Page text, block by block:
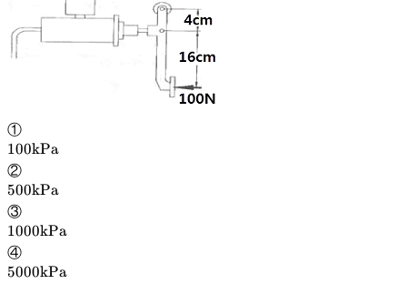
①
100\rm
kPa
100kPa
②
500\rm
kPa
500kPa
③
1000\rm
kPa
1000kPa
④
5000\rm
5000kPa